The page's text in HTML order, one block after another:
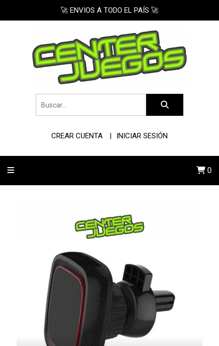
🚀 ENVIOS A TODO EL PAÍS 🚀
CREAR CUENTA INICIAR SESIÓN
0